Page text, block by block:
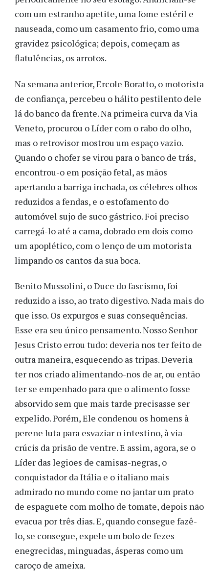
com um estranho apetite, uma fome estéril e
nauseada, como um casamento frio, como uma
gravidez psicológica; depois, começam as
flatulências, os arrotos.
Na semana anterior, Ercole Boratto, o motorista
de confiança, percebeu o hálito pestilento dele
lá do banco da frente. Na primeira curva da Via
Veneto, procurou o Líder com o rabo do olho,
mas o retrovisor mostrou um espaço vazio.
Quando o chofer se virou para o banco de trás,
encontrou-o em posição fetal, as mãos
apertando a barriga inchada, os célebres olhos
reduzidos a fendas, e o estofamento do
automóvel sujo de suco gástrico. Foi preciso
carregá-lo até a cama, dobrado em dois como
um apoplético, com o lenço de um motorista
limpando os cantos da sua boca.
Benito Mussolini, o Duce do fascismo, foi
reduzido a isso, ao trato digestivo. Nada mais do
que isso. Os expurgos e suas consequências.
Esse era seu único pensamento. Nosso Senhor
Jesus Cristo errou tudo: deveria nos ter feito de
outra maneira, esquecendo as tripas. Deveria
ter nos criado alimentando-nos de ar, ou então
ter se empenhado para que o alimento fosse
absorvido sem que mais tarde precisasse ser
expelido. Porém, Ele condenou os homens à
perene luta para esvaziar o intestino, à via-
crúcis da prisão de ventre. E assim, agora, se o
Líder das legiões de camisas-negras, o
conquistador da Itália e o italiano mais
admirado no mundo come no jantar um prato
de espaguete com molho de tomate, depois não
evacua por três dias. E, quando consegue fazê-
lo, se consegue, expele um bolo de fezes
enegrecidas, minguadas, ásperas como um
caroço de ameixa.